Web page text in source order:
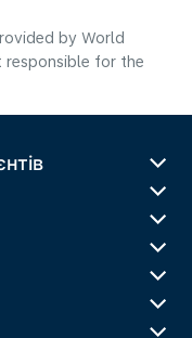
by World
responsible for the